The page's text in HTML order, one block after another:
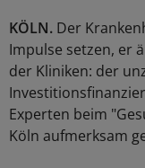
KÖLN. Der
Impulse setzen, er
der Kliniken: der
Experten beim
Köln aufmerksam